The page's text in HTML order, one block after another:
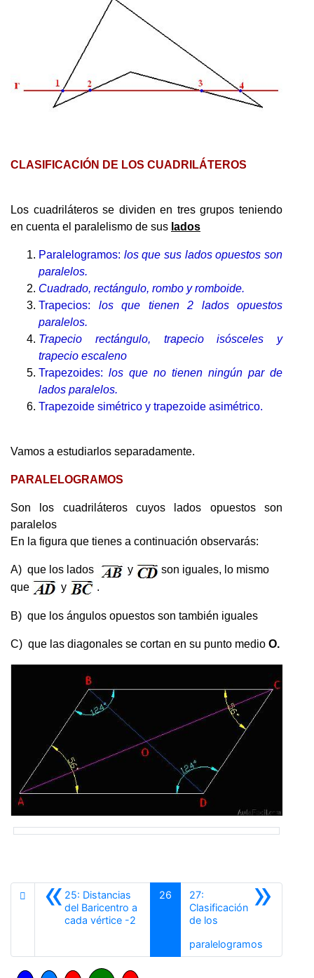
CLASIFICACIÓN DE LOS CUADRILÁTEROS
Los cuadriláteros se dividen en tres grupos teniendo
en cuenta el paralelismo de sus lados
Paralelogramos: los que sus lados opuestos son
paralelos.
Cuadrado, rectángulo, rombo y romboide.
Trapecios: los que tienen 2 lados opuestos
paralelos.
Trapecio rectángulo, trapecio isósceles y
trapecio escaleno
Trapezoides: los que no tienen ningún par de
lados paralelos.
Trapezoide simétrico y trapezoide asimétrico.
Vamos a estudiarlos separadamente.
PARALELOGRAMOS
Son los cuadriláteros cuyos lados opuestos son
paralelos
En la figura que tienes a continuación observarás:
A) que los lados y
son iguales, lo mismo
que
y .
B) que los ángulos opuestos son también iguales
C) que las diagonales se cortan en su punto medio O.
«25: Distancias
del Baricentro a
cada vértice -2
26 »
27:
Clasificación
de los
paralelogramos